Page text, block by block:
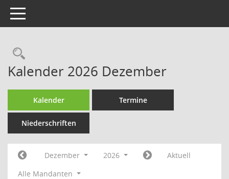
Toggle navigation
Rechercheauswahl
Kalender 2026 Dezember
Kalender Termine
Niederschriften
Dezember 2026
Aktuell
Alle Mandanten